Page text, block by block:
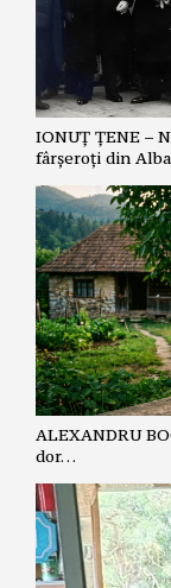
IONUȚ ȚENE –
fârșeroți din
ALEXANDRU
dor…